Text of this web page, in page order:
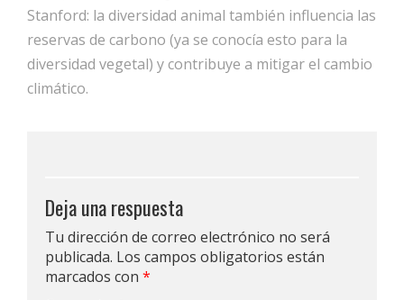
Stanford: la diversidad animal también influencia las
reservas de carbono (ya se conocía esto para la
diversidad vegetal) y contribuye a mitigar el cambio
climático.
Deja una respuesta
Tu dirección de correo electrónico no será
publicada. Los campos obligatorios están
marcados con *